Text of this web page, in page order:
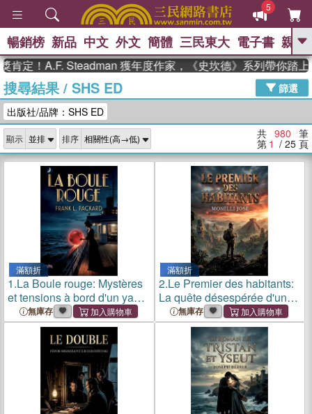
5
GO
高希均教授回憶錄
、 The Odyssey 、 父親節 、 如果歷
獎 臺灣漫遊錄 、 方念華 、 台灣的李
登輝時代
數學女孩：黎曼猜想 、
偉大的迷走神經
暢銷榜 新品 中文 外文 簡體 三民東大 電子書 親子
A.F. Steadman 獲年度作家，《史坎德》系列帶你踏上熱血
搜尋結果/ SHS ED
篩選
出版社/品牌：SHS ED
顯示 排序 共 980 筆
第 1 / 25 頁
滿額折
1.La Boule rouge: Mystères
et tensions à bord d'un yacht
en mer tropicale
無庫存
滿額折
2.Le Premier des habitants:
La quête désespérée d'un
homme en quête de
rédemption
無庫存